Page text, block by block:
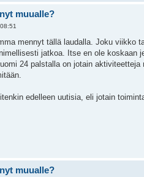
muualle?
mennyt tällä laudalla. Joku viikko
jatkoa. Itse en ole koskaan
24 palstalla on jotain
edelleen uutisia, eli jotain
muualle?